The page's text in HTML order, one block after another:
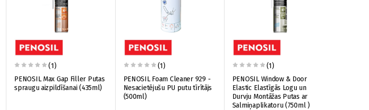
(1)
PENOSIL Max Gap Filler Putas
spraugu aizpildīšanai (435ml)
(1)
PENOSIL Foam Cleaner 929 -
Nesacietējušu PU putu tīrītājs
(500ml)
(1)
PENOSIL Window & Door
Elastic Elastīgās Logu un
Durvju Montāžas Putas ar
Salmiņaplikatoru (750ml )